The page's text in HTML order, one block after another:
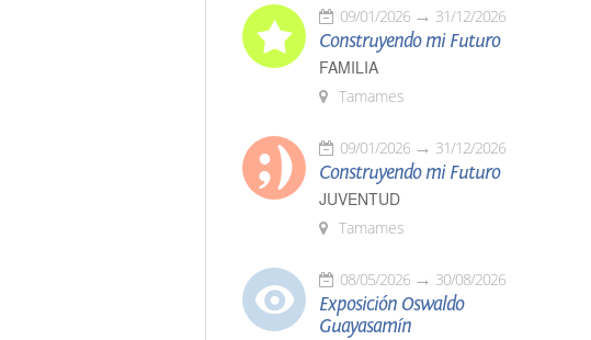
09/01/2026 31/12/2026
Construyendo mi Futuro
FAMILIA
Tamames
09/01/2026 31/12/2026
Construyendo mi Futuro
JUVENTUD
Tamames
08/05/2026 30/08/2026
Exposición Oswaldo
Guayasamín